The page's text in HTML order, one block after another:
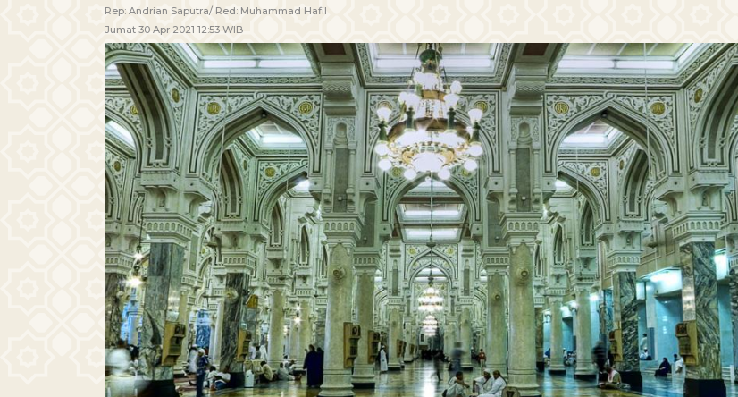
Rep: Andrian Saputra/ Red: Muhammad Hafil
Jumat 30 Apr 2021 12:53 WIB